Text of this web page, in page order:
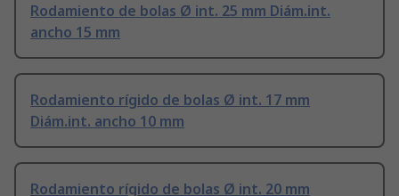
Rodamiento de bolas Ø int. 25 mm Diám.int.
ancho 15 mm
Rodamiento rígido de bolas Ø int. 17 mm
Diám.int. ancho 10 mm
Rodamiento rígido de bolas Ø int. 20 mm